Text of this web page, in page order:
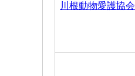
川根動物愛護協会